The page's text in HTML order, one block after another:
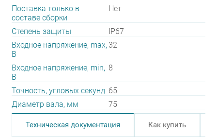
Поставка только в
составе сборки
Нет
Степень защиты
IP67
Входное напряжение, max,
В
32
Входное напряжение, min,
В
8
Точность, угловых секунд 65
Диаметр вала, мм
75
Техническая документация Как купить